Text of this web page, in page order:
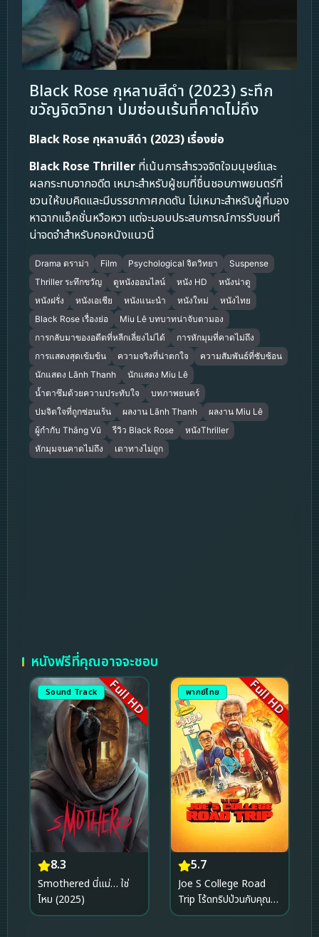
Black Rose กุหลาบสีดำ (2023) ระทึก
ขวัญจิตวิทยา ปมซ่อนเร้นที่คาดไม่ถึง
Black Rose กุหลาบสีดำ (2023) เรื่องย่อ
Black Rose Thriller ที่เน้นการสำรวจจิตใจมนุษย์และ
ผลกระทบจากอดีต เหมาะสำหรับผู้ชมที่ชื่นชอบภาพยนตร์ที่
ชวนให้ขบคิดและมีบรรยากาศกดดัน ไม่เหมาะสำหรับผู้ที่มอง
หาฉากแอ็คชั่นหวือหวา แต่จะมอบประสบการณ์การรับชมที่
น่าจดจำสำหรับคอหนังแนวนี้
Drama ดราม่า Film Psychological จิตวิทยา
Suspense
Thriller ระทึกขวัญ
ดูหนังออนไลน์ หนัง HD
หนังน่าดู
หนังฝรั่ง
หนังเอเชีย หนังแนะนำ หนังใหม่
หนังไทย
Black Rose เรื่องย่อ
Miu Lê บทบาทน่าจับตามอง
การกลับมาของอดีตที่หลีกเลี่ยงไม่ได้
การหักมุมที่คาดไม่ถึง
การแสดงสุดเข้มข้น
ความจริงที่น่าตกใจ
ความสัมพันธ์ที่ซับซ้อน
นักแสดง Lãnh Thanh
นักแสดง Miu Lê
น้ำตาซึมด้วยความประทับใจ
บทภาพยนตร์
ปมจิตใจที่ถูกซ่อนเร้น
ผลงาน Lãnh Thanh
ผลงาน Miu Lê
ผู้กำกับ Thắng Vũ
รีวิว Black Rose
หนังThriller
หักมุมจนคาดไม่ถึง
เดาทางไม่ถูก
หนังฟรีที่คุณอาจจะชอบ
Sound Track Full HD
8.3
Smothered นี่แม่… ใช่
ไหม (2025)
พากย์ไทย Full HD
5.7
Joe S College Road
Trip โร้ดทริปป่วนกับคุณปู่
โจ (2026)